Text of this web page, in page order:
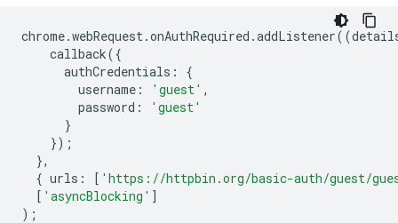
chrome.webRequest.onAuthRequired .addListener((
callback({
authCredentials :
{
username : 'guest' ,
password :
'guest'
}
});
},
{ urls : [ 'https://httpbin.org/basic-auth/guest/
[ 'asyncBlocking' ]
);